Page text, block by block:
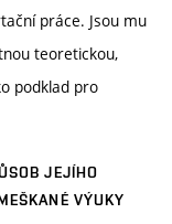
práce. Jsou mu
teoretickou,
podklad pro
JEJÍHO
VÝUKY